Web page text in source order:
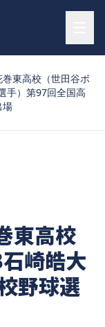
東高校（世田谷ボ
手）第97回全国高
場
東高校
崎皓大
野球選